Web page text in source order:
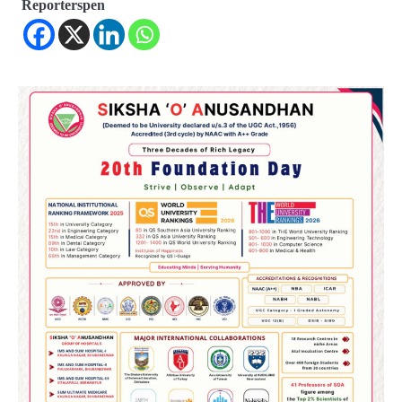
Reporterspen
ଆସାମରେ ଭୟଙ୍କର ବନ୍ୟା ମୃତ୍ୟୁ ସଂଖ୍ୟା
୮୯କୁ ବୃଦ୍ଧି
Reporters Pen
ତିନି ଦିନିଆ ଓଡିଶାଗସ୍ତ ସାରି ଦିଲ୍ଲୀ
ଫେରିଗଲେ ରାଷ୍ଟ୍ରପତି
Reporters Pen
ମୁଖ୍ୟମନ୍ତ୍ରୀ କ୍ୟାନସର କେୟାର ଅଭିଯାନର
ଆଉ ୯୧ ସ୍ୱତନ୍ତ୍ର ପ୍ୟାକେଜ ସାମିଲ
Reporters Pen